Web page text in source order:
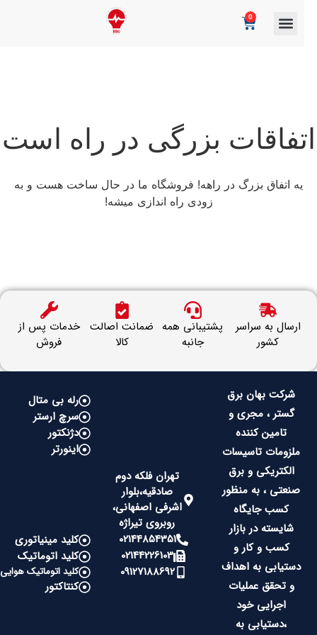
بزرگی در راه است
یه اتفاق بزرگ در راهه! فروشگاه ما در حال ساخت هست و به
زودی راه اندازی میشه!
ارسال به سراسر
کشور
پشتیبانی همه
جانبه
ضمانت اصالت
کالا
خدمات پس از
فروش
شرکت بهان برق
گستر ، مجری و
تامین کننده
ملزومات تاسیسات
الکتریکی و برق
صنعتی ، به منظور
کسب جایگاه
شایسته در بازار
کسب و کار و
دستیابی به اهداف
و تحقق عملیات
اجرایی خود
،دستیابی به
تهران فلکه دوم
صادقیه،بلوار
اشرفی اصفهانی،
روبروی تیراژه
02144854351
02144226103
09127188692
رله بی متال
سرچ ارستر
دژنکتور
اینورتر
کلید مینیاتوری
کلید اتوماتیک
کلید اتوماتیک هوایی
کنتاکتور